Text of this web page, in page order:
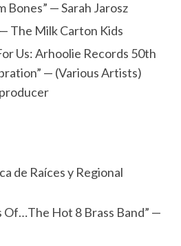
Bones” — Sarah Jarosz
The Milk Carton Kids
Us: Arhoolie Records 50th
— (Various Artists)
de Raíces y Regional
Of…The Hot 8 Brass Band” —